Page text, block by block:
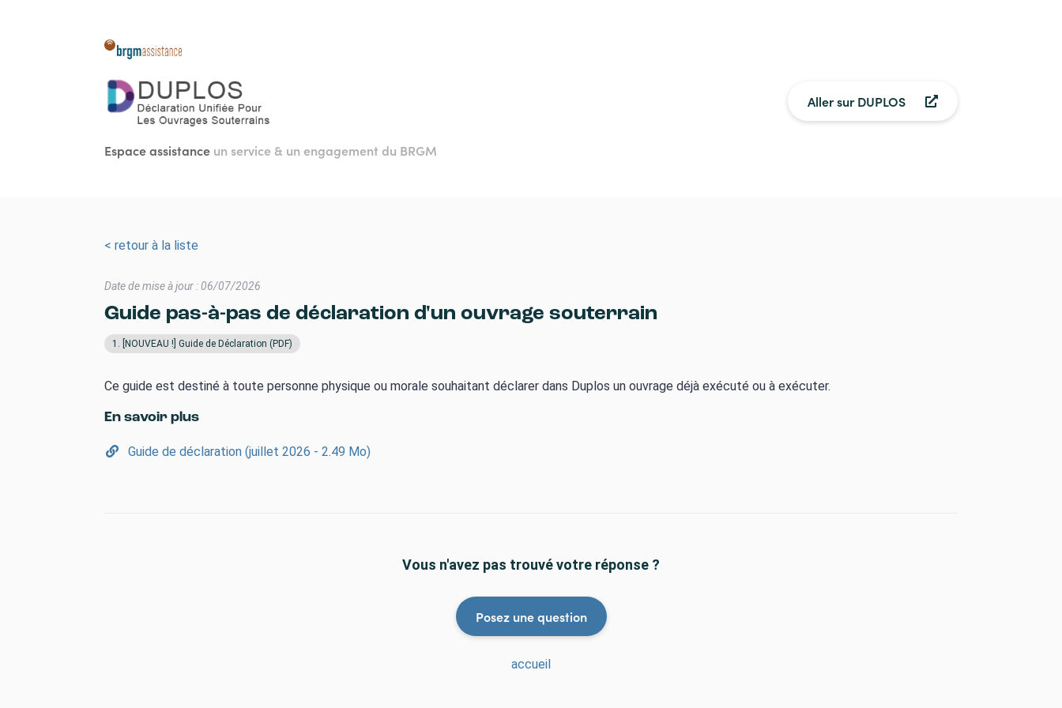
Aller sur DUPLOS
Espace assistance un service & un engagement du BRGM
< retour à la liste
Date de mise à jour : 06/07/2026
Guide pas-à-pas de déclaration d'un ouvrage souterrain
1. [NOUVEAU !] Guide de Déclaration (PDF)
Ce guide est destiné à toute personne physique ou morale souhaitant déclarer dans Duplos un ouvrage déjà exécuté ou à exécuter.
En savoir plus
Guide de déclaration (juillet 2026 - 2.49 Mo)
Vous n'avez pas trouvé votre réponse ?
Posez une question
accueil